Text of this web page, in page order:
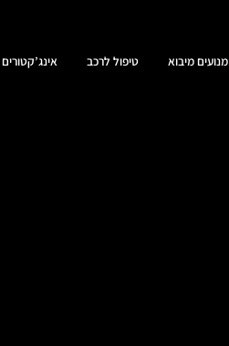
מנועים מיבוא טיפול לרכב אינג’קטורים